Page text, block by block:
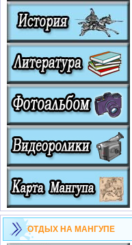
ОТДЫХ НА МАНГУПЕ